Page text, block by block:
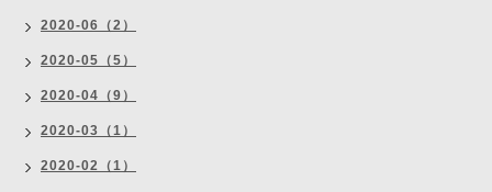
2020-06（2）
2020-05（5）
2020-04（9）
2020-03（1）
2020-02（1）